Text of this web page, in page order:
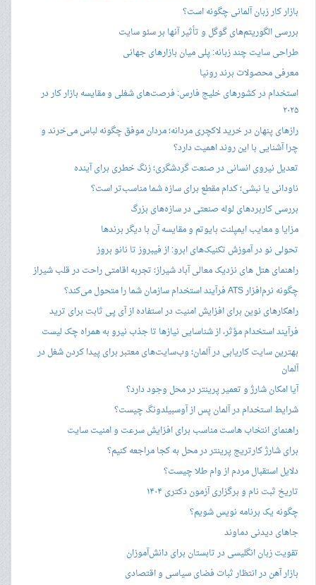
بازار کار زبان آلمانی چگونه است؟
بررسی الگوریتم‌های گوگل و تأثیر آنها بر سئو سایت
طراحی سایت چند زبانه: پلی میان بازارهای جهانی
معرفی محصولات برند رونیا
استخدام در کشورهای خلیج فارس: فرصت‌های شغلی و مقایسه بازار کار در
۲۰۲۵
رازهای پنهان در خرید لاکچری مردانه؛ مردان موفق چگونه لباس می‌خرند و
چرا آشنایی با این روند اهمیت دارد؟
تعدیل نیروی انسانی در صنعت گردشگری؛ زنگ خطری برای آینده
ناودانی یا نبشی؛ کدام مقطع برای سازه شما مناسب‌تر است؟
بررسی کاربردهای لوله صنعتی در سازه‌های بزرگ
مزایا و معایب ایمپلنت بایوتم و مقایسه آن با دیگر برندها
تحولی نو در آموزش تکنیک‌های ابرو: از فیبروز تا نانو بروز
راهنمای هتل های نزدیک معالی آباد شیراز؛ تجربه اقامتی راحت در قلب شیراز
چگونه نرم‌افزار ATS فرآیند استخدام سازمان شما را متحول می‌کند؟
راهکارهای نوین برای افزایش امنیت در استفاده از آی پی ثابت برای ترید
فرآیند استخدام مؤثر، از شناسایی نیازها تا جذب نیرو به همراه چک لیست
بهترین سایت کاریابی در آلمان؛ وب‌سایت‌های معتبر برای پیدا کردن شغل در
آلمان
آیا امکان شارژ و تعمیر پرینتر در محل وجود دارد؟
شرایط استخدام در آلمان پس از آوسبیلدونگ چیست؟
راهنمای انتخاب هاست مناسب برای افزایش سرعت و امنیت سایت
برای شارژ کارتریج پرینتر در محل به کجا مراجعه کنیم؟
دلایل استقبال مردم از وام طلا چیست؟
تاریخ ثبت نام و برگزاری آزمون دکتری ۱۴۰۴
چگونه یک برنامه نویس شویم؟
جاهای دیدنی دماوند
تقویت زبان انگلیسی در تابستان برای دانش‌آموزان
بازار آهن در انتظار ثبات فضای سیاسی و اقتصادی